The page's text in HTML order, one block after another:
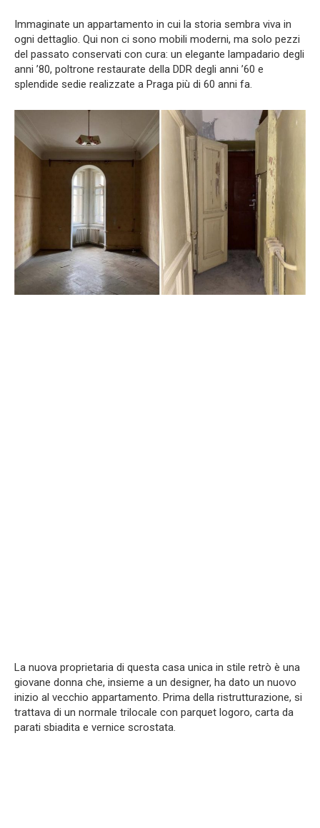
Immaginate un appartamento in cui la storia sembra viva in
ogni dettaglio. Qui non ci sono mobili moderni, ma solo pezzi
del passato conservati con cura: un elegante lampadario degli
anni ’80, poltrone restaurate della DDR degli anni ’60 e
splendide sedie realizzate a Praga più di 60 anni fa.
La nuova proprietaria di questa casa unica in stile retrò è una
giovane donna che, insieme a un designer, ha dato un nuovo
inizio al vecchio appartamento. Prima della ristrutturazione, si
trattava di un normale trilocale con parquet logoro, carta da
parati sbiadita e vernice scrostata.